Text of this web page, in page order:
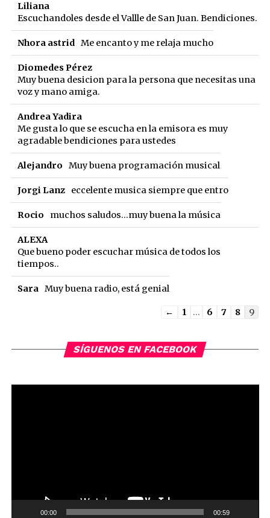
Liliana
Escuchandoles desde el Vallle de San Juan. Bendiciones.
Nhora astrid Me encanto y me relaja mucho
Diomedes Pérez
Muy buena desicion para la persona que necesitas una
voz y mano amiga.
Andrea Yadira
Me gusta lo que se escucha en la emisora es muy
agradable bendiciones para ustedes
Alejandro Muy buena programación musical
Jorgi Lanz eccelente musica siempre que entro
Rocio muchos saludos...muy buena la música
ALEXA
Que bueno poder escuchar música de todos los
tiempos..
Sara Muy buena radio, está genial
Guestbook
← 1 ... 6 7 8 9
SÍGUENOS EN FACEBOOK
Reproductor
00:00 00:59